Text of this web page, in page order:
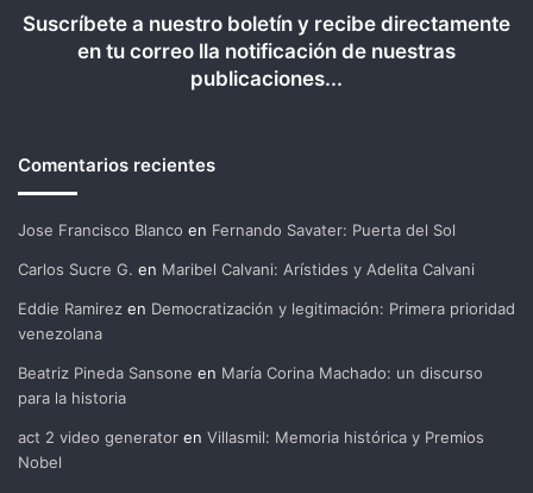
Suscríbete a nuestro boletín y recibe directamente
en tu correo lla notificación de nuestras
publicaciones...
Comentarios recientes
Jose Francisco Blanco en Fernando Savater: Puerta del Sol
Carlos Sucre G. en Maribel Calvani: Arístides y Adelita Calvani
Eddie Ramirez en Democratización y legitimación: Primera prioridad
venezolana
Beatriz Pineda Sansone en María Corina Machado: un discurso
para la historia
act 2 video generator en Villasmil: Memoria histórica y Premios
Nobel